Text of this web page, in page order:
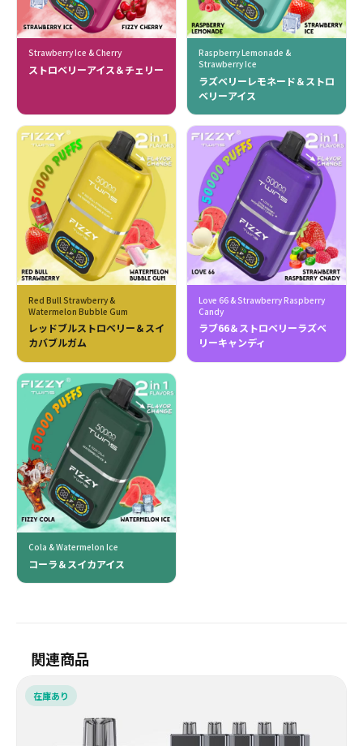
Strawberry Ice & Cherry
ストロベリーアイス＆チェリー
Raspberry Lemonade &
Strawberry Ice
ラズベリーレモネード＆ストロ
ベリーアイス
Red Bull Strawberry &
Watermelon Bubble Gum
レッドブルストロベリー＆スイ
カバブルガム
Love 66 & Strawberry Raspberry
Candy
ラブ66＆ストロベリーラズベ
リーキャンディ
Cola & Watermelon Ice
コーラ＆スイカアイス
関連商品
在庫あり